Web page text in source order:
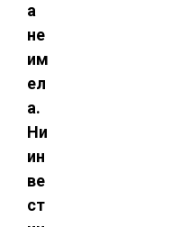
а
не
им
ел
а.
Ни
ин
ве
ст